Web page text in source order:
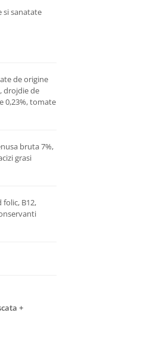
si sanatate
de origine
drojdie de
0,23%, tomate
bruta 7%,
grasi
folic, B12,
+